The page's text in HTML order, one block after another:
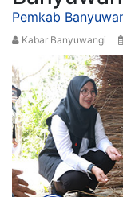
Pemkab
Kabar Banyuwangi